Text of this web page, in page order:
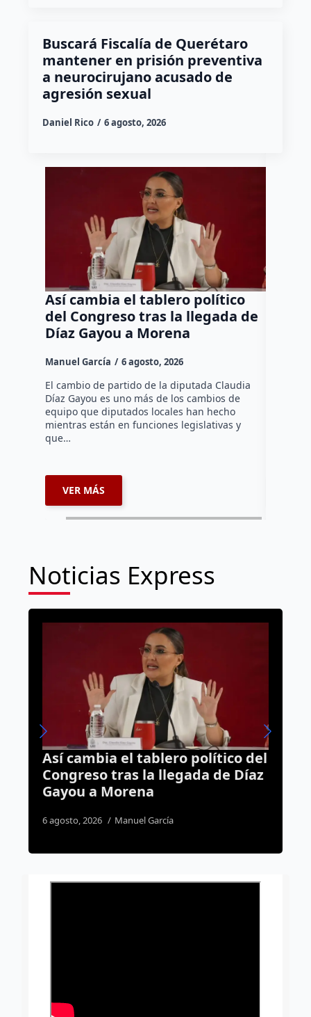
Buscará Fiscalía de Querétaro
mantener en prisión preventiva
a neurocirujano acusado de
agresión sexual
Daniel Rico 6 agosto, 2026
Así cambia el tablero político
del Congreso tras la llegada de
Díaz Gayou a Morena
Manuel García 6 agosto, 2026
El cambio de partido de la diputada Claudia
Díaz Gayou es uno más de los cambios de
equipo que diputados locales han hecho
mientras están en funciones legislativas y
que…
VER MÁS
Noticias Express
del
Díaz
¿Quieres estudiar un posgrado?
La UAQ abre registro para la
Maestría en Enseñanza de